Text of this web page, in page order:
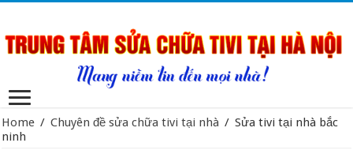
Home / Chuyên đề sửa chữa tivi tại nhà / Sửa tivi tại nhà bắc
ninh